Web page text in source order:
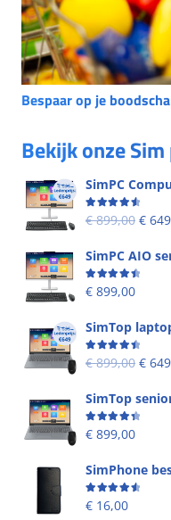
Bespaar op je
Bekijk onze
SimPC
Beoordeling
€899,00 €
SimPC AIO
Beoordeling
€ 899,00
SimTop
Beoordeling
€899,00 €
SimTop
Beoordeling
€ 899,00
SimPhone
Beoordeling
€ 16,00